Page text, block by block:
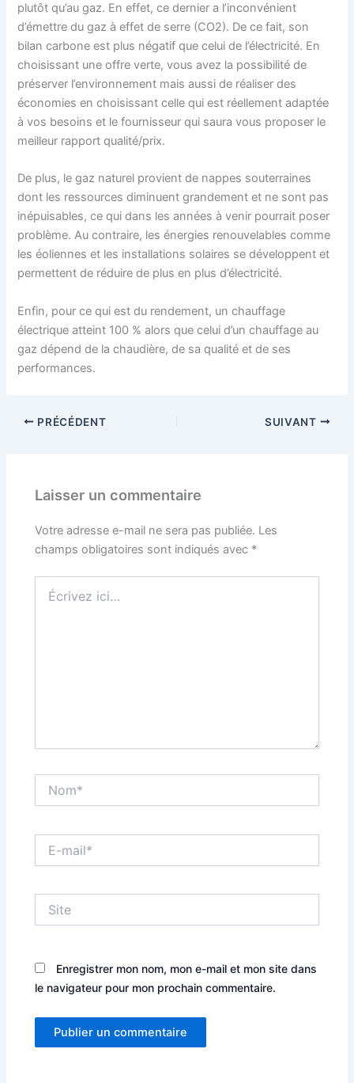
plutôt qu’au gaz. En effet, ce dernier a l’inconvénient
d’émettre du gaz à effet de serre (CO2). De ce fait, son
bilan carbone est plus négatif que celui de l’électricité. En
choisissant une offre verte, vous avez la possibilité de
préserver l’environnement mais aussi de réaliser des
économies en choisissant celle qui est réellement adaptée
à vos besoins et le fournisseur qui saura vous proposer le
meilleur rapport qualité/prix.
De plus, le gaz naturel provient de nappes souterraines
dont les ressources diminuent grandement et ne sont pas
inépuisables, ce qui dans les années à venir pourrait poser
problème. Au contraire, les énergies renouvelables comme
les éoliennes et les installations solaires se développent et
permettent de réduire de plus en plus d’électricité.
Enfin, pour ce qui est du rendement, un chauffage
électrique atteint 100 % alors que celui d’un chauffage au
gaz dépend de la chaudière, de sa qualité et de ses
performances.
PRÉCÉDENT SUIVANT
Laisser un commentaire
Votre adresse e-mail ne sera pas publiée. Les
champs obligatoires sont indiqués avec *
ici…
mail*
Enregistrer mon nom, mon e-mail et mon site dans
le navigateur pour mon prochain commentaire.